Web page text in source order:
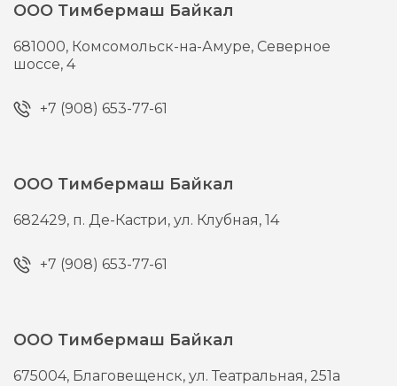
ООО Тимбермаш Байкал
681000, Комсомольск-на-Амуре, Северное
шоссе, 4
+7 (908) 653-77-61
ООО Тимбермаш Байкал
682429, п. Де-Кастри,ул. Клубная, 14
+7 (908) 653-77-61
ООО Тимбермаш Байкал
675004, Благовещенск,ул. Театральная, 251а